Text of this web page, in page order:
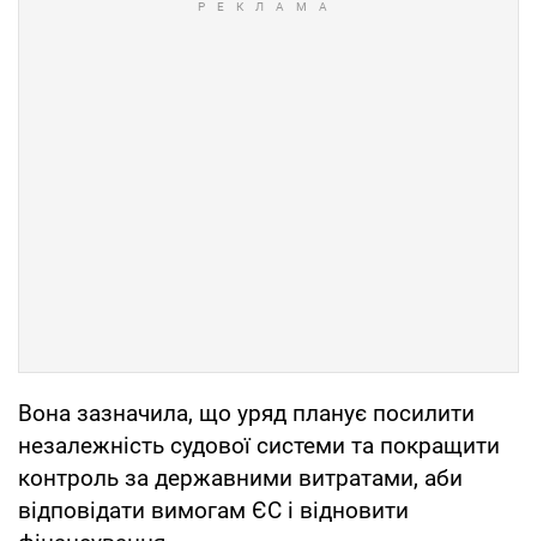
Вона зазначила, що уряд планує посилити
незалежність судової системи та покращити
контроль за державними витратами, аби
відповідати вимогам ЄС і відновити